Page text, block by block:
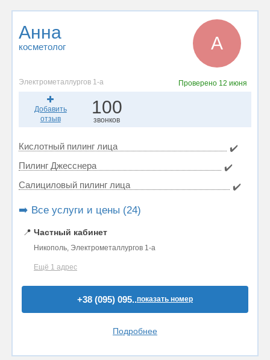
Анна
косметолог А
Электрометаллургов 1-а Проверено 12 июня
Добавить
отзыв
100
звонков
Кислотный пилинг лица
✔️
Пилинг Джесснера
✔️
Салициловый пилинг лица
✔️
➡️ Все услуги и цены (24)
📍 Частный кабинет
Никополь, Электрометаллургов 1-а
Ещё 1 адрес
+38 (095) 095..показать номер
Подробнее